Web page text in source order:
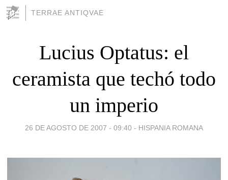
TERRAE ANTIQVAE
Lucius Optatus: el
ceramista que techó todo
un imperio
26 DE AGOSTO DE 2007 - 09:40 - HISPANIA ROMANA